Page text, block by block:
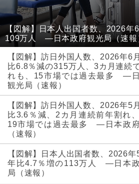
【図解】日本人出国者数、2026
109万人 ―日本政府観光局（速報
【図解】訪日外国人数、2026年6
比6.8％減の315万人、3カ月連続
れも、15市場では過去最多 ―
観光局（速報）
【図解】訪日外国人数、2026年5
比3.6％減、2カ月連続前年割れ
19市場では過去最多 ―日本政
（速報）
【図解】日本人出国者数、2026年
年比4.7％増の113万人 ―日本
局（速報）